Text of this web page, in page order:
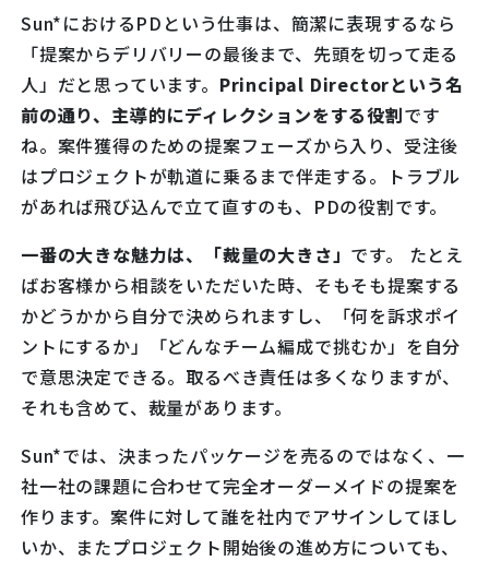
Sun*におけるPDという仕事は、簡潔に表現するなら
「提案からデリバリーの最後まで、先頭を切って走る
人」だと思っています。 Principal Directorという名
前の通り、主導的にディレクションをする役割です
ね。案件獲得のための提案フェーズから入り、受注後
はプロジェクトが軌道に乗るまで伴走する。トラブル
があれば飛び込んで立て直すのも、PDの役割です。
一番の大きな魅力は、「裁量の大きさ」 です。 たとえ
ばお客様から相談をいただいた時、そもそも提案する
かどうかから自分で決められますし、「何を訴求ポイ
ントにするか」「どんなチーム編成で挑むか」を自分
で意思決定できる。取るべき責任は多くなりますが、
それも含めて、裁量があります。
Sun*では、決まったパッケージを売るのではなく、一
社一社の課題に合わせて完全オーダーメイドの提案を
作ります。案件に対して誰を社内でアサインしてほし
いか、またプロジェクト開始後の進め方についても、